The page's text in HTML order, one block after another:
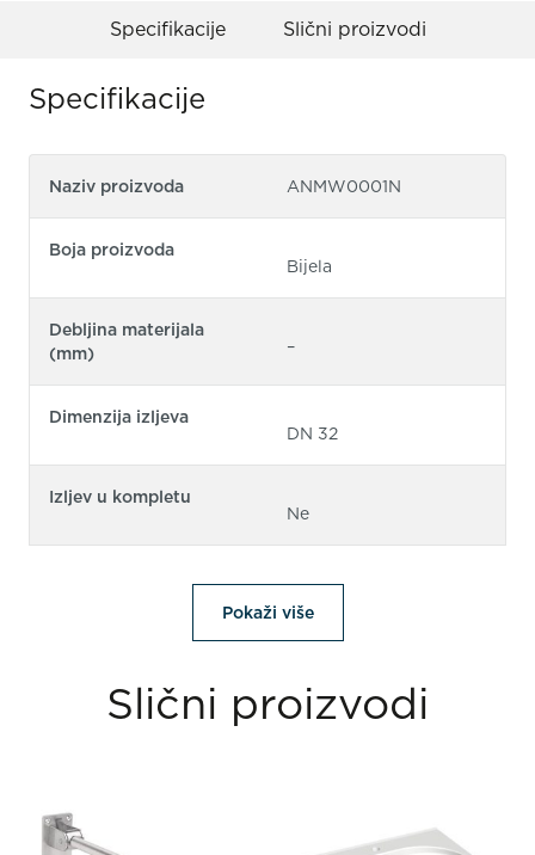
Specifikacije Slični proizvodi
Specifikacije
Naziv proizvoda ANMW0001N
Boja proizvoda
Bijela
Debljina materijala
(mm)
–
Dimenzija izljeva
DN 32
Izljev u kompletu
Ne
Pokaži više
Slični proizvodi